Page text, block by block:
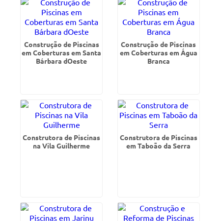
Construção de Piscinas
em Coberturas em Santa
Bárbara dOeste
Construção de Piscinas
em Coberturas em Água
Branca
Construtora de Piscinas
na Vila Guilherme
Construtora de Piscinas
em Taboão da Serra